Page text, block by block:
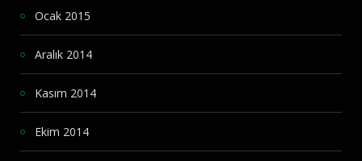
Ocak 2015
Aralık 2014
Kasım 2014
Ekim 2014